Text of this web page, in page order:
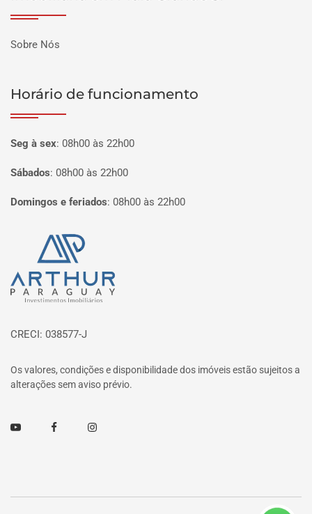
Sobre Nós
Horário de funcionamento
Seg à sex: 08h00 às 22h00
Sábados: 08h00 às 22h00
Domingos e feriados: 08h00 às 22h00
Página inicial
CRECI: 038577-J
Os valores, condições e disponibilidade dos imóveis estão sujeitos a
alterações sem aviso prévio.
Youtube FacebookInstagram